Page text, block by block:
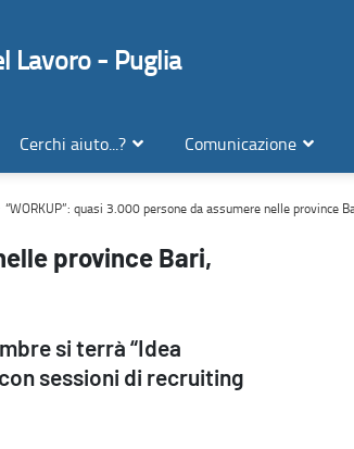
Lavoro - Puglia
Cerchi aiuto...? Comunicazione
“WORKUP”: quasi 3.000 persone da assumere nelle province
province Bari,
si terrà “Idea
sessioni di recruiting